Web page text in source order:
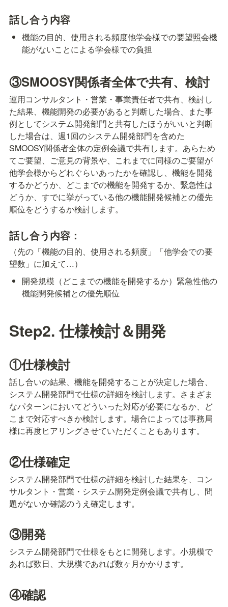
話し合う内容
機能の目的、使用される頻度他学会様での要望照会機
能がないことによる学会様での負担
③SMOOSY関係者全体で共有、検討
運用コンサルタント・営業・事業責任者で共有、検討し
た結果、機能開発の必要があると判断した場合、また事
例としてシステム開発部門と共有したほうがいいと判断
した場合は、週1回のシステム開発部門を含めた
SMOOSY関係者全体の定例会議で共有します。あらため
てご要望、ご意見の背景や、これまでに同様のご要望が
他学会様からどれぐらいあったかを確認し、機能を開発
するかどうか、どこまでの機能を開発するか、緊急性は
どうか、すでに挙がっている他の機能開発候補との優先
順位をどうするか検討します。
話し合う内容：
（先の「機能の目的、使用される頻度」「他学会での要
望数」に加えて…）
開発規模（どこまでの機能を開発するか）緊急性他の
機能開発候補との優先順位
Step2. 仕様検討＆開発
①仕様検討
話し合いの結果、機能を開発することが決定した場合、
システム開発部門で仕様の詳細を検討します。さまざま
なパターンにおいてどういった対応が必要になるか、ど
こまで対応すべきか検討します。場合によっては事務局
様に再度ヒアリングさせていただくこともあります。
②仕様確定
システム開発部門で仕様の詳細を検討した結果を、コン
サルタント・営業・システム開発定例会議で共有し、問
題がないか確認のうえ確定します。
③開発
システム開発部門で仕様をもとに開発します。小規模で
あれば数日、大規模であれば数ヶ月かかります。
④確認